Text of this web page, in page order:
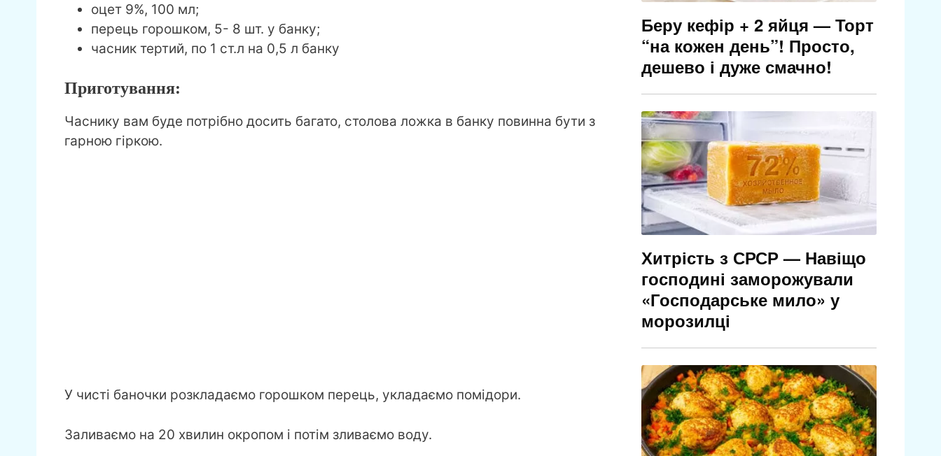
оцет 9%, 100 мл;
перець горошком, 5- 8 шт. у банку;
часник тертий, по 1 ст.л на 0,5 л банку
Приготування:
Часнику вам буде потрібно досить багато, столова ложка в банку повинна бути з
гарною гіркою.
У чисті баночки розкладаємо горошком перець, укладаємо помідори.
Заливаємо на 20 хвилин окропом і потім зливаємо воду.
Беру кефір + 2 яйця — Торт
“на кожен день”! Просто,
дешево і дуже смачно!
Хитрість з СРСР — Навіщо
господині заморожували
«Господарське мило» у
морозилці